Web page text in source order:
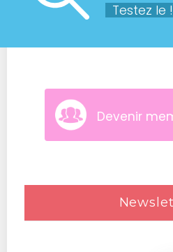
Testez le !
Devenir